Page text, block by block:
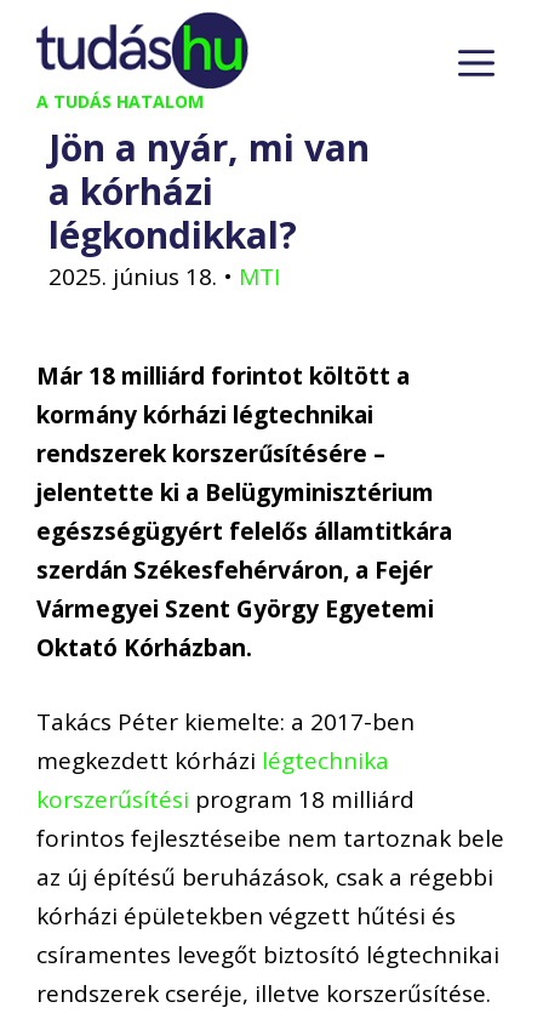
Kilépés
tartalomba
A TUDÁS HATALOM
Jön a nyár, mi van
a kórházi
légkondikkal?
2025. június 18. • MTI
Már 18 milliárd forintot költött a
kormány kórházi légtechnikai
rendszerek korszerűsítésére –
jelentette ki a Belügyminisztérium
egészségügyért felelős államtitkára
szerdán Székesfehérváron, a Fejér
Vármegyei Szent György Egyetemi
Oktató Kórházban.
Takács Péter kiemelte: a 2017-ben
megkezdett kórházi légtechnika
korszerűsítési program 18 milliárd
forintos fejlesztéseibe nem tartoznak bele
az új építésű beruházások, csak a régebbi
kórházi épületekben végzett hűtési és
csíramentes levegőt biztosító légtechnikai
rendszerek cseréje, illetve korszerűsítése.